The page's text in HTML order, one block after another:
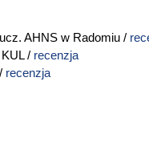
AHNS w Radomiu /
/ recenzja
recenzja